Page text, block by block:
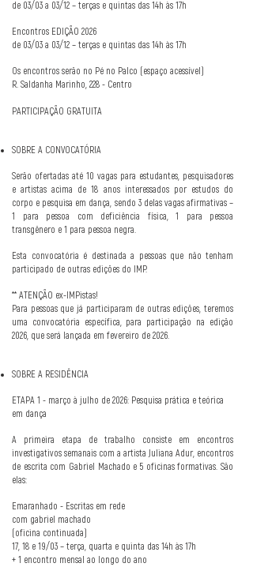
de 03/03 a 03/12 – terças e quintas das 14h às 17h
Encontros EDIÇÃO 2026
de 03/03 a 03/12 – terças e quintas das 14h às 17h
Os encontros serão no Pé no Palco (espaço acessível)
R. Saldanha Marinho, 228 - Centro
PARTICIPAÇÃO GRATUITA
SOBRE A CONVOCATÓRIA
Serão ofertadas até 10 vagas para estudantes, pesquisadores
e artistas acima de 18 anos interessados por estudos do
corpo e pesquisa em dança, sendo 3 delas vagas afirmativas –
1 para pessoa com deficiência física, 1 para pessoa
transgênero e 1 para pessoa negra.
Esta convocatória é destinada a pessoas que não tenham
participado de outras edições do IMP.
** ATENÇÃO ex-IMPistas!
Para pessoas que já participaram de outras edições, teremos
uma convocatória específica, para participação na edição
2026, que será lançada em fevereiro de 2026.
SOBRE A RESIDÊNCIA
ETAPA 1 - março à julho de 2026: Pesquisa prática e teórica
em dança
A primeira etapa de trabalho consiste em encontros
investigativos semanais com a artista Juliana Adur, encontros
de escrita com Gabriel Machado e 5 oficinas formativas. São
elas:
Emaranhado - Escritas em rede
com gabriel machado
(oficina continuada)
17, 18 e 19/03 – terça, quarta e quinta das 14h às 17h
+ 1 encontro mensal ao longo do ano